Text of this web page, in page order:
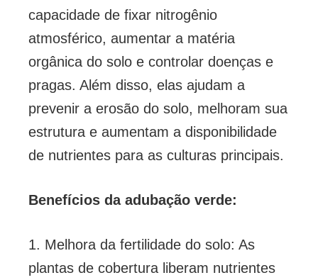
capacidade de fixar nitrogênio
atmosférico, aumentar a matéria
orgânica do solo e controlar doenças e
pragas. Além disso, elas ajudam a
prevenir a erosão do solo, melhoram sua
estrutura e aumentam a disponibilidade
de nutrientes para as culturas principais.
Benefícios da adubação verde:
1. Melhora da fertilidade do solo: As
plantas de cobertura liberam nutrientes